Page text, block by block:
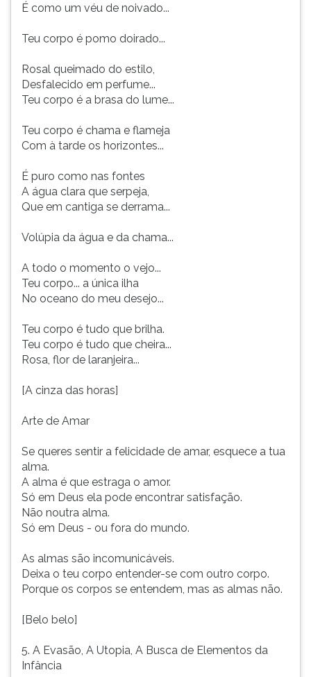
É como um véu de noivado...
Teu corpo é pomo doirado...
Rosal queimado do estilo,
Desfalecido em perfume...
Teu corpo é a brasa do lume...
Teu corpo é chama e flameja
Com à tarde os horizontes...
É puro como nas fontes
A água clara que serpeja,
Que em cantiga se derrama...
Volúpia da água e da chama...
A todo o momento o vejo...
Teu corpo... a única ilha
No oceano do meu desejo...
Teu corpo é tudo que brilha.
Teu corpo é tudo que cheira...
Rosa, flor de laranjeira...
[A cinza das horas]
Arte de Amar
Se queres sentir a felicidade de amar, esquece a tua
alma.
A alma é que estraga o amor.
Só em Deus ela pode encontrar satisfação.
Não noutra alma.
Só em Deus - ou fora do mundo.
As almas são incomunicáveis.
Deixa o teu corpo entender-se com outro corpo.
Porque os corpos se entendem, mas as almas não.
[Belo belo]
5. A Evasão, A Utopia, A Busca de Elementos da
Infância